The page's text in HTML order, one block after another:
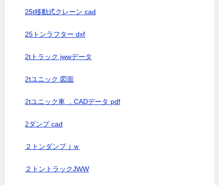
25t移動式クレーン cad
25トンラフター dxf
2tトラック jwwデータ
2tユニック 図面
2tユニック車 ，CADデータ pdf
2ダンプ cad
２トンダンプｊｗ
２トントラックJWW